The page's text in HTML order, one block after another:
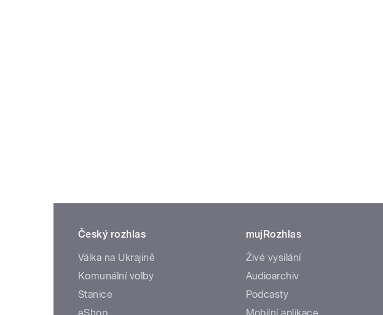
Český rozhlas
Válka na Ukrajině
Komunální volby
Stanice
mujRozhlas
Živé vysílání
Audioarchiv
Podcasty